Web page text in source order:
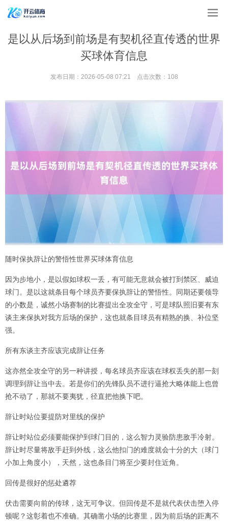
是以从后场到前场是有契机径直传透的世界
买球体育信息
发布日期：2026-05-08 07:21 点击次数：108
随时保执辞让的警悟性世界买球体育信息
因为步地小，是以假如球权一丢，有可能无意就会被打到禁区、威迫
球门。是以这就条目每个球员齐要保执辞让的警悟性。同期还要领导
的小数是，诚然小场赛制的比赛提出全攻全守，可是球队照旧要有东
谈主来保执对我方后场的保护，这也就条目球员有精熟的换、补位坚
强。
所有东谈主齐应该完成辞让任务
这亦然全攻全守的另一种讲授，每名球员齐应该在球权丢失的那一刻
调理到辞让当中去。若是你们的先锋队员不进行逼抢大略体能上也曾
抢不动了，那就不要夷犹，径直把他换下吧。
辞让时站位要提防对里线的保护
辞让时站位必须要能保护到球门目的，这么智力灵验防患敌手冷射。
辞让时尽量将敌手赶到外线，这么他扣门的难度就会十分的大（球门
小加上角度小），天然，这也条目门将至少要封住近角。
回传是很好的惩处遴荐
伏击需要向前的传球，这无可争议。但回传是不是就代表伏击堕入停
顿呢？这彰着也不准确。其确凿小场的比赛里，因为前后场的距离不